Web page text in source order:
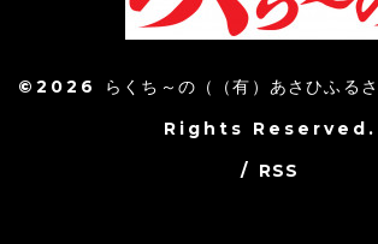
©2026 らくち～の（（有）あさひふるさ
Rights Reserved.
/ RSS